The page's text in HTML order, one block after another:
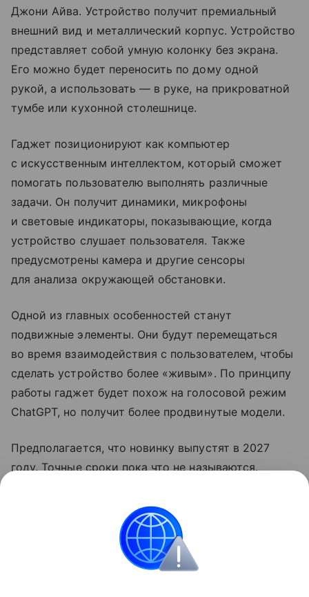
Джони Айва. Устройство получит премиальный
внешний вид и металлический корпус. Устройство
представляет собой умную колонку без экрана.
Его можно будет переносить по дому одной
рукой, а использовать — в руке, на прикроватной
тумбе или кухонной столешнице.
Гаджет позиционируют как компьютер
с искусственным интеллектом, который сможет
помогать пользователю выполнять различные
задачи. Он получит динамики, микрофоны
и световые индикаторы, показывающие, когда
устройство слушает пользователя. Также
предусмотрены камера и другие сенсоры
для анализа окружающей обстановки.
Одной из главных особенностей станут
подвижные элементы. Они будут перемещаться
во время взаимодействия с пользователем, чтобы
сделать устройство более «живым». По принципу
работы гаджет будет похож на голосовой режим
ChatGPT, но получит более продвинутые модели.
Предполагается, что новинку выпустят в 2027
году. Точные сроки пока что не называются.
выпустиласвой первый гаджет.
OpenAI